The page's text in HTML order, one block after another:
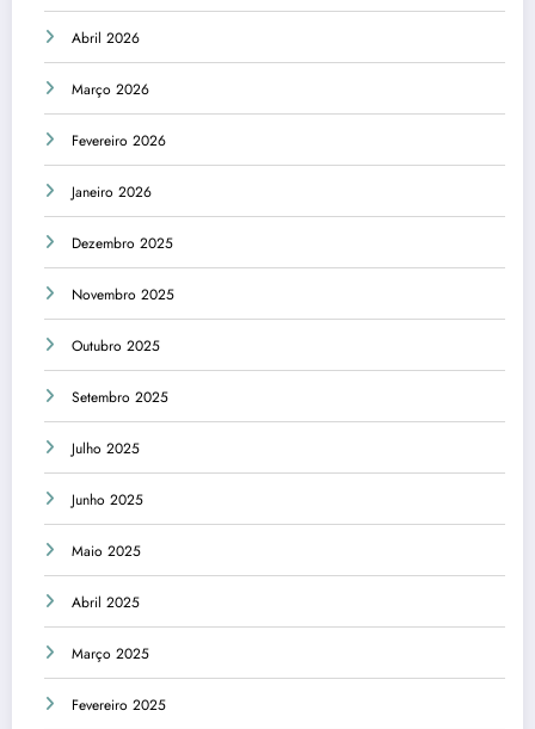
Abril 2026
Março 2026
Fevereiro 2026
Janeiro 2026
Dezembro 2025
Novembro 2025
Outubro 2025
Setembro 2025
Julho 2025
Junho 2025
Maio 2025
Abril 2025
Março 2025
Fevereiro 2025